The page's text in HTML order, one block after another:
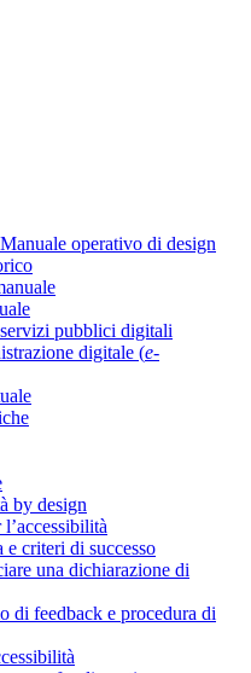
operativo di design
pubblici digitali
digitale (e-
by design
criteri di successo
una dichiarazione di
di feedback e procedura di